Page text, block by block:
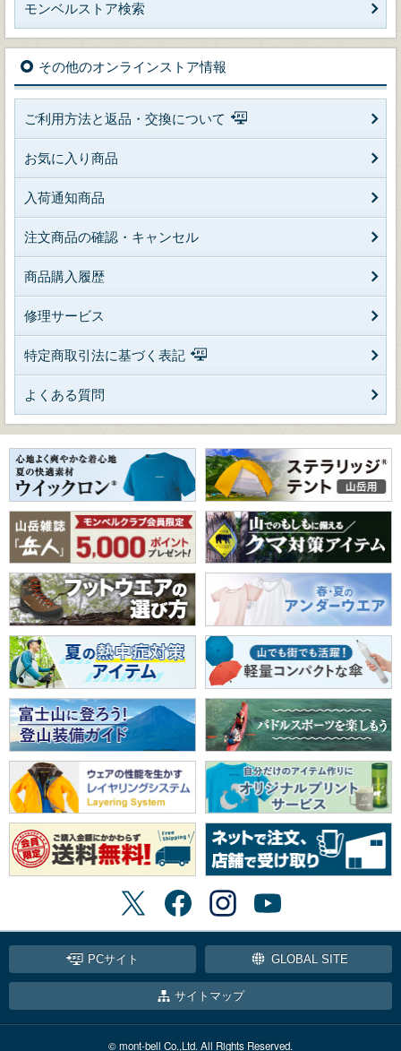
モンベルストア検索
その他のオンラインストア情報
ご利用方法と返品・交換について
お気に入り商品
入荷通知商品
注文商品の確認・キャンセル
商品購入履歴
修理サービス
特定商取引法に基づく表記
よくある質問
PCサイト GLOBAL SITE
サイトマップ
© mont-bell Co.,Ltd. All Rights Reserved.